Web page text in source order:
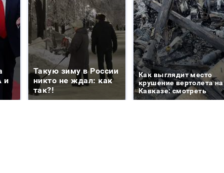
и
Такую зиму в России
никто не ждал: как
так?!
Как выглядит место
крушение вертолета на
Кавказе: смотреть